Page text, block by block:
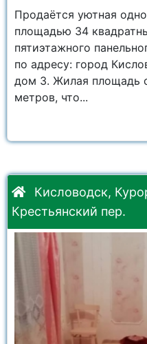
Продаётся уютная
площадью 34
пятиэтажного
по адресу: город
дом 3. Жилая площадь
метров, что...
Кисловодск,
Крестьянский пер.